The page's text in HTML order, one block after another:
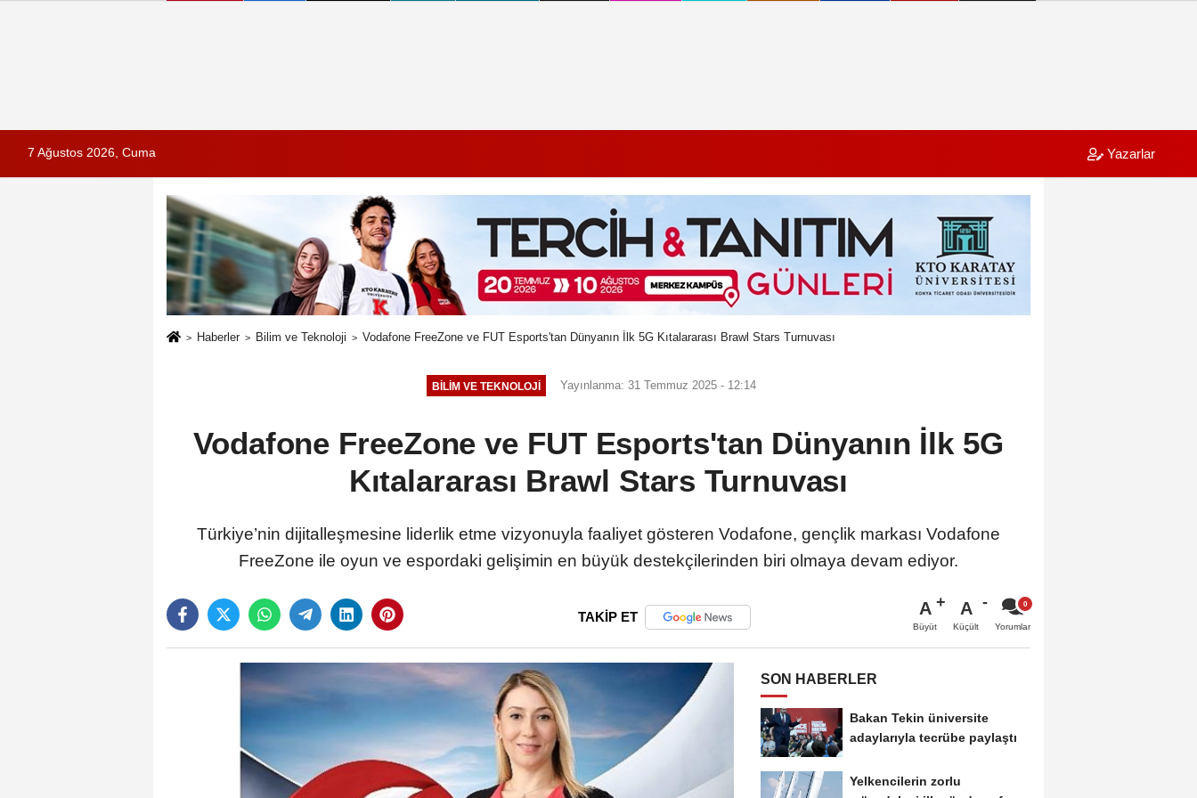
7 Ağustos 2026, Cuma Yazarlar
Haberler Bilim ve Teknoloji Vodafone FreeZone ve FUT Esports'tan Dünyanın İlk 5G Kıtalararası Brawl Stars Turnuvası
BILIM VE TEKNOLOJI Yayınlanma: 31 Temmuz 2025 - 12:14
Vodafone FreeZone ve FUT Esports'tan Dünyanın İlk 5G
Kıtalararası Brawl Stars Turnuvası
Türkiye’nin dijitalleşmesine liderlik etme vizyonuyla faaliyet gösteren Vodafone, gençlik markası Vodafone
FreeZone ile oyun ve espordaki gelişimin en büyük destekçilerinden biri olmaya devam ediyor.
TAKİP ET A
Büyüt
A
Küçült Yorumlar
SON HABERLER
Bakan Tekin üniversite
adaylarıyla tecrübe paylaştı
Yelkencilerin zorlu